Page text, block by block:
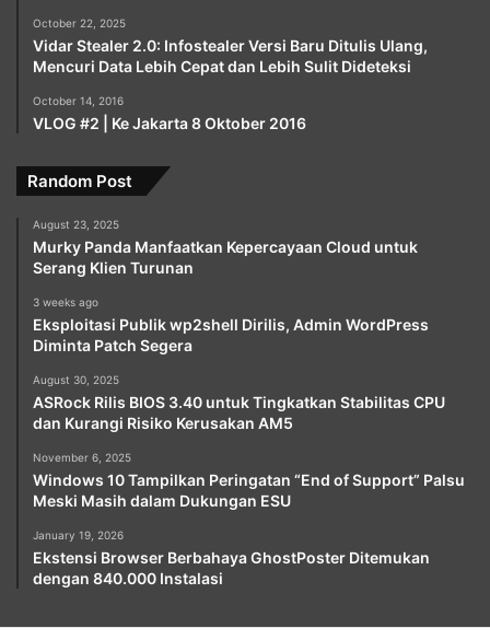
October 22, 2025
Vidar Stealer 2.0: Infostealer Versi Baru Ditulis Ulang,
Mencuri Data Lebih Cepat dan Lebih Sulit Dideteksi
October 14, 2016
VLOG #2 | Ke Jakarta 8 Oktober 2016
Random Post
August 23, 2025
Murky Panda Manfaatkan Kepercayaan Cloud untuk
Serang Klien Turunan
3 weeks ago
Eksploitasi Publik wp2shell Dirilis, Admin WordPress
Diminta Patch Segera
August 30, 2025
ASRock Rilis BIOS 3.40 untuk Tingkatkan Stabilitas CPU
dan Kurangi Risiko Kerusakan AM5
November 6, 2025
Windows 10 Tampilkan Peringatan “End of Support” Palsu
Meski Masih dalam Dukungan ESU
January 19, 2026
Ekstensi Browser Berbahaya GhostPoster Ditemukan
dengan 840.000 Instalasi